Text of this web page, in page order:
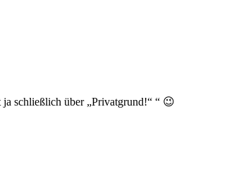
schließlich über „Privatgrund!“ “ 😉